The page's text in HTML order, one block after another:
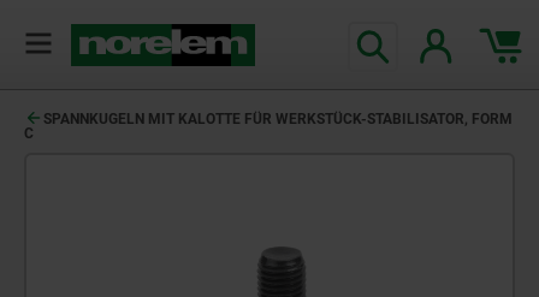
SPANNKUGELN MIT KALOTTE FÜR WERKSTÜCK-STABILISATOR, FORM
C